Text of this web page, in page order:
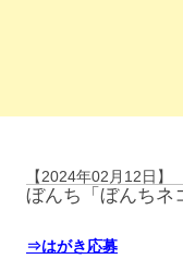
【2024年02月12日】
ぼんち「ぼんちネ
⇒はがき応募